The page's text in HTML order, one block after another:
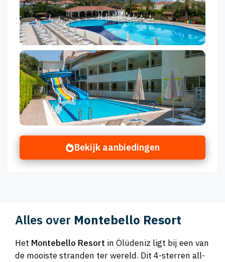
Bekijk aanbiedingen
Alles over Montebello Resort
Het Montebello Resort in Ölüdeniz ligt bij een van
de mooiste stranden ter wereld. Dit 4-sterren all-